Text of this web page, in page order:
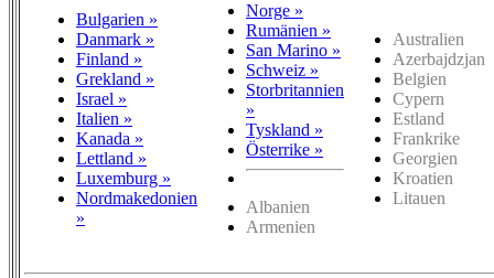
Bulgarien »
Danmark »
Finland »
Grekland »
Israel »
Italien »
Kanada »
Lettland »
Luxemburg »
Nordmakedonien
»
Norge »
Rumänien »
San Marino »
Schweiz »
Storbritannien
»
Tyskland »
Österrike »
Albanien
Armenien
Australien
Azerbajdzjan
Belgien
Cypern
Estland
Frankrike
Georgien
Kroatien
Litauen